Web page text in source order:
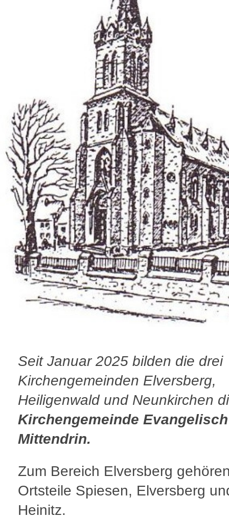
Seit Januar 2025 bilden die drei
Kirchengemeinden Elversberg,
Heiligenwald und Neunkirchen
Kirchengemeinde Evangelisch
Mittendrin.
Zum Bereich Elversberg
Ortsteile Spiesen, Elversberg
Heinitz.